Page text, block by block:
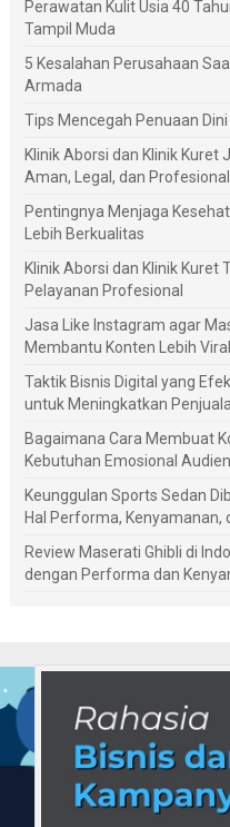
Perawatan Kulit Usia 40
Tampil Muda
5 Kesalahan Perusahaan
Armada
Tips Mencegah Penuaan
Klinik Aborsi dan Klinik
Aman, Legal, dan Profesional
Pentingnya Menjaga
Lebih Berkualitas
Klinik Aborsi dan Klinik
Pelayanan Profesional
Jasa Like Instagram agar
Membantu Konten Lebih
Taktik Bisnis Digital yang
untuk Meningkatkan
Bagaimana Cara Membuat
Kebutuhan Emosional
Keunggulan Sports Sedan
Hal Performa, Kenyamanan,
Review Maserati Ghibli di
dengan Performa dan